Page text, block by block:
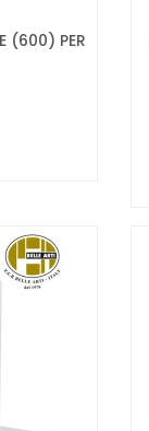
(600) PER